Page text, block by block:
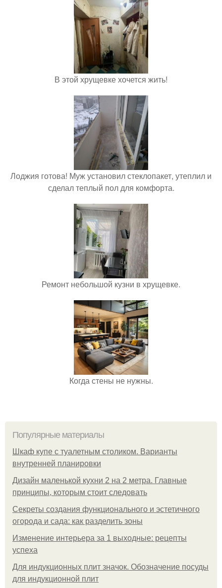
В этой хрущевке хочется жить!
Лоджия готова! Муж установил стеклопакет, утеплил и
сделал теплый пол для комфорта.
Ремонт небольшой кузни в хрущевке.
Когда стены не нужны.
Популярные материалы
Шкаф купе с туалетным столиком. Варианты
внутренней планировки
Дизайн маленькой кухни 2 на 2 метра. Главные
принципы, которым стоит следовать
Секреты создания функционального и эстетичного
огорода и сада: как разделить зоны
Изменение интерьера за 1 выходные: рецепты
успеха
Для индукционных плит значок. Обозначение посуды
для индукционной плит